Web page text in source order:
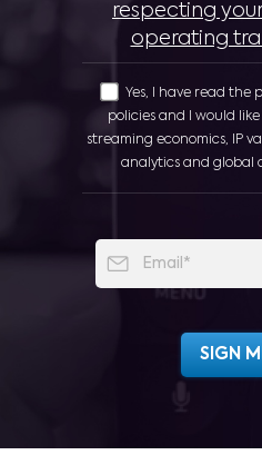
respecting
operating
Yes, I have read the
policies and I would
streaming economics, IP
analytics and global